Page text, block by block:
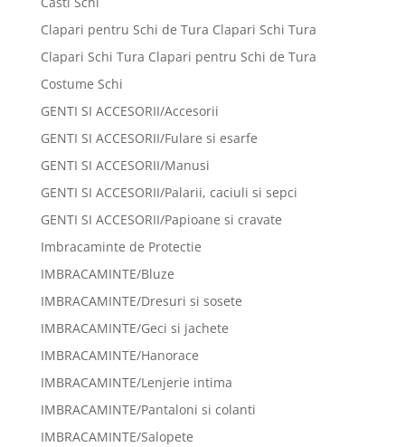
Clapari pentru Schi de Tura Clapari Schi Tura
Clapari Schi Tura Clapari pentru Schi de Tura
Costume Schi
GENTI SI ACCESORII/Accesorii
GENTI SI ACCESORII/Fulare si esarfe
GENTI SI ACCESORII/Manusi
GENTI SI ACCESORII/Palarii, caciuli si sepci
GENTI SI ACCESORII/Papioane si cravate
Imbracaminte de Protectie
IMBRACAMINTE/Bluze
IMBRACAMINTE/Dresuri si sosete
IMBRACAMINTE/Geci si jachete
IMBRACAMINTE/Hanorace
IMBRACAMINTE/Lenjerie intima
IMBRACAMINTE/Pantaloni si colanti
IMBRACAMINTE/Salopete